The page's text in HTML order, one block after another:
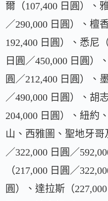
爾（107,400 日圓）、
／290,000 日圓）、檀
192,400 日圓）、悉尼
日圓／450,000 日圓）
圓／212,400 日圓）、
／490,000 日圓）、胡
204,000 日圓）、紐約
山、西雅圖、聖地牙哥
／322,000 日圓／
（217,000 日圓／
圓）、達拉斯（